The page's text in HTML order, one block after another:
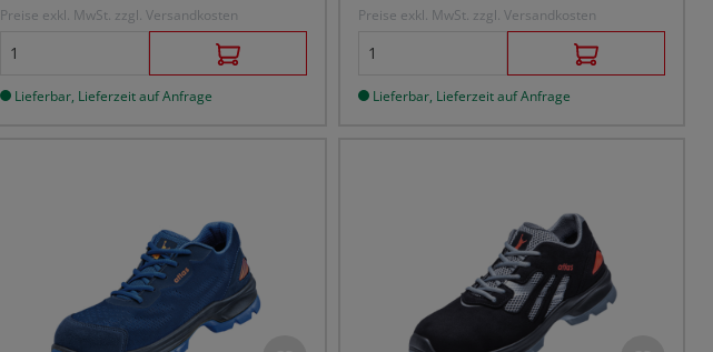
Preise exkl. MwSt. zzgl. Versandkosten
Lieferbar, Lieferzeit auf Anfrage
Preise exkl. MwSt. zzgl. Versandkosten
Lieferbar, Lieferzeit auf Anfrage